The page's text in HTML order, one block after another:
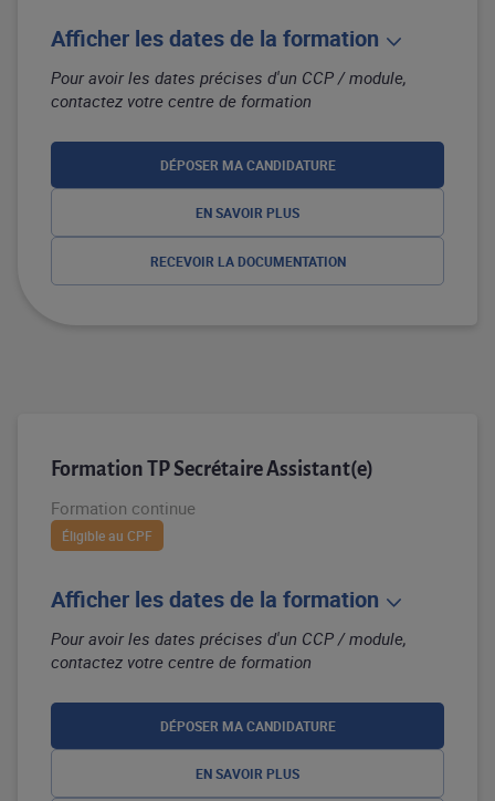
Afficher les dates de la formation
Pour avoir les dates précises d'un CCP / module,
contactez votre centre de formation
DÉPOSER MA CANDIDATURE
EN SAVOIR PLUS
RECEVOIR LA DOCUMENTATION
Formation TP Secrétaire Assistant(e)
Formation continue
Éligible au CPF
Afficher les dates de la formation
Pour avoir les dates précises d'un CCP / module,
contactez votre centre de formation
DÉPOSER MA CANDIDATURE
EN SAVOIR PLUS